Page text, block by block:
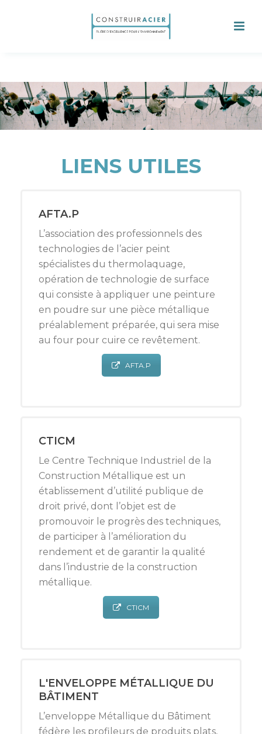
LIENS UTILES
AFTA.P
L’association des professionnels des
technologies de l’acier peint
spécialistes du thermolaquage,
opération de technologie de surface
qui consiste à appliquer une peinture
en poudre sur une pièce métallique
préalablement préparée, qui sera mise
au four pour cuire ce revêtement.
AFTA.P
CTICM
Le Centre Technique Industriel de la
Construction Métallique est un
établissement d’utilité publique de
droit privé, dont l’objet est de
promouvoir le progrès des techniques,
de participer à l’amélioration du
rendement et de garantir la qualité
dans l’industrie de la construction
métallique.
CTICM
L'ENVELOPPE MÉTALLIQUE DU
BÂTIMENT
L’enveloppe Métallique du Bâtiment
fédère les profileurs de produits plats,